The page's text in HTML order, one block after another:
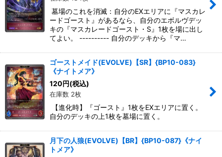
墓場のこれを消滅：自分のEXエリアに『マスカレ
ードゴースト』があるなら、自分のエボルヴデッ
キの『マスカレードゴースト・S』1枚を場に出し
てよい。 ---------- 自分のデッキから『マ…
ゴーストメイド(EVOLVE)【SR】{BP10-083}
《ナイトメア》
120円(税込)
在庫数 2枚
【進化時】『ゴースト』1枚をEXエリアに置く。
自分のデッキの上1枚を墓場に置く。
月下の人狼(EVOLVE)【BR】{BP10-087}《ナイ
トメア》